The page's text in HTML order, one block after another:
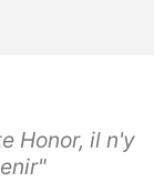
Honor, il n'y